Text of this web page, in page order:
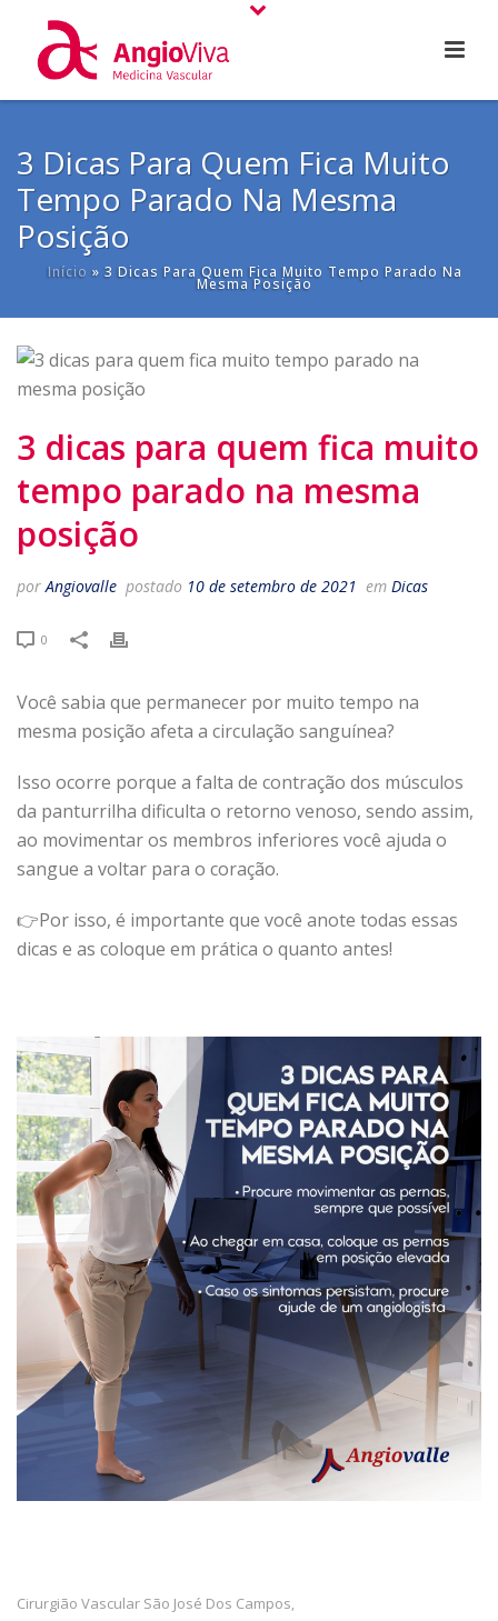
3 Dicas Para Quem Fica Muito
Tempo Parado Na Mesma
Posição
Início » 3 Dicas Para Quem Fica Muito Tempo Parado Na
Mesma Posição
3 dicas para quem fica muito
tempo parado na mesma
posição
porAngiovalle postado 10 de setembro de 2021 em Dicas
0
Você sabia que permanecer por muito tempo na
mesma posição afeta a circulação sanguínea?
Isso ocorre porque a falta de contração dos músculos
da panturrilha dificulta o retorno venoso, sendo assim,
ao movimentar os membros inferiores você ajuda o
sangue a voltar para o coração.
👉Por isso, é importante que você anote todas essas
dicas e as coloque em prática o quanto antes!
Cirurgião Vascular São José Dos Campos,